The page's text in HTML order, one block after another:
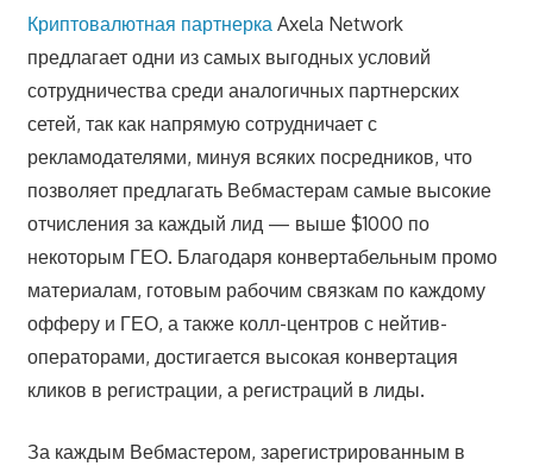
Криптовалютная партнеркаAxela Network
предлагает одни из самых выгодных условий
сотрудничества среди аналогичных партнерских
сетей, так как напрямую сотрудничает с
рекламодателями, минуя всяких посредников, что
позволяет предлагать Вебмастерам самые высокие
отчисления за каждый лид — выше $1000 по
некоторым ГЕО. Благодаря конвертабельным промо
материалам, готовым рабочим связкам по каждому
офферу и ГЕО, а также колл-центров с нейтив-
операторами, достигается высокая конвертация
кликов в регистрации, а регистраций в лиды.
За каждым Вебмастером, зарегистрированным в